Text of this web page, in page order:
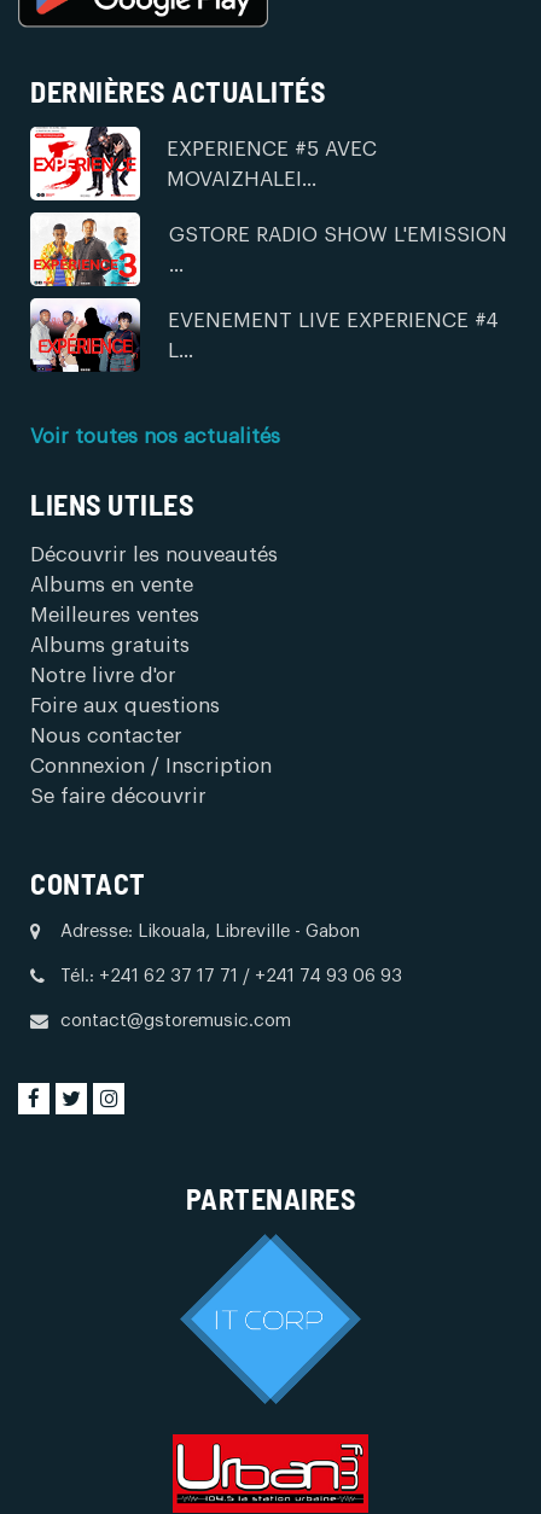
DERNIÈRES ACTUALITÉS
EXPERIENCE #5 AVEC
MOVAIZHALEI...
GSTORE RADIO SHOW L'EMISSION
...
EVENEMENT LIVE EXPERIENCE #4
L...
Voir toutes nos actualités
LIENS UTILES
Découvrir les nouveautés
Albums en vente
Meilleures ventes
Albums gratuits
Notre livre d'or
Foire aux questions
Nous contacter
Connnexion / Inscription
Se faire découvrir
CONTACT
Adresse: Likouala, Libreville - Gabon
Tél.: +241 62 37 17 71 / +241 74 93 06 93
contact@gstoremusic.com
PARTENAIRES